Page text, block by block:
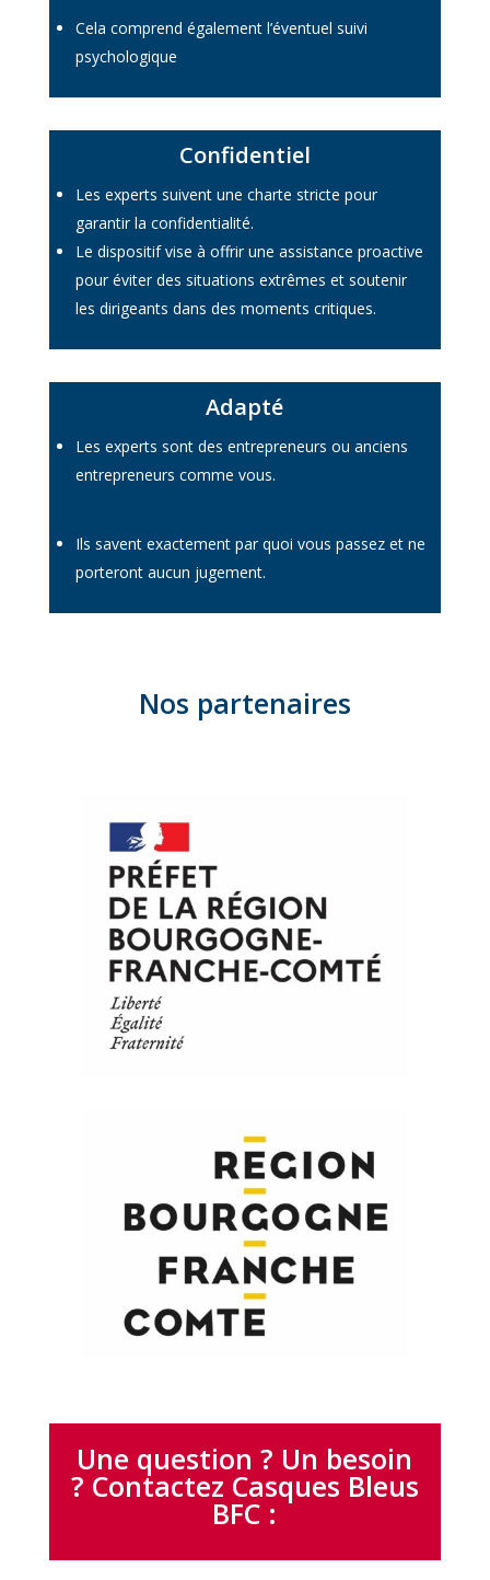
Cela comprend également l’éventuel suivi
psychologique
Confidentiel
Les experts suivent une charte stricte pour
garantir la confidentialité.
Le dispositif vise à offrir une assistance proactive
pour éviter des situations extrêmes et soutenir
les dirigeants dans des moments critiques.
Adapté
Les experts sont des entrepreneurs ou anciens
entrepreneurs comme vous.
Ils savent exactement par quoi vous passez et ne
porteront aucun jugement.
Nos partenaires
Une question ? Un besoin
? Contactez Casques Bleus
BFC :